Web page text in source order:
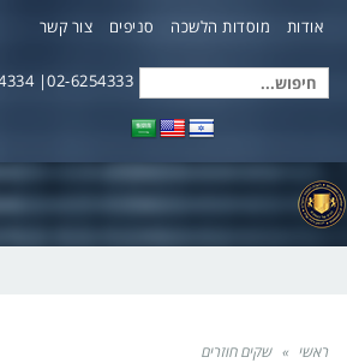
אודות מוסדות הלשכה סניפים צור קשר
חיפוש
02-6254333| 02-6254334
ראשי » שקים חוזרים